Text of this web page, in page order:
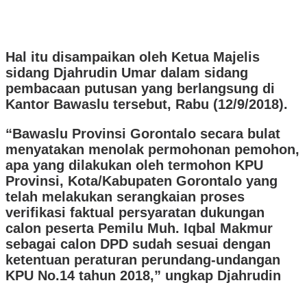
Hal itu disampaikan oleh Ketua Majelis
sidang Djahrudin Umar dalam sidang
pembacaan putusan yang berlangsung di
Kantor Bawaslu tersebut, Rabu (12/9/2018).
“Bawaslu Provinsi Gorontalo secara bulat
menyatakan menolak permohonan pemohon,
apa yang dilakukan oleh termohon KPU
Provinsi, Kota/Kabupaten Gorontalo yang
telah melakukan serangkaian proses
verifikasi faktual persyaratan dukungan
calon peserta Pemilu Muh. Iqbal Makmur
sebagai calon DPD sudah sesuai dengan
ketentuan peraturan perundang-undangan
KPU No.14 tahun 2018,” ungkap Djahrudin